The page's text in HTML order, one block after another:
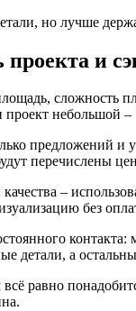
но лучше
проекта и
сложность
небольшой
предложений и
перечислены
–
без
детали, а
равно